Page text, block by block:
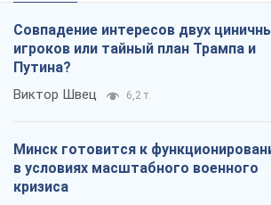
Совпадение интересов двух
игроков или тайный план Трампа и
Путина?
Виктор Швец 6,2 т.
Минск готовится к
в условиях масштабного военного
кризиса